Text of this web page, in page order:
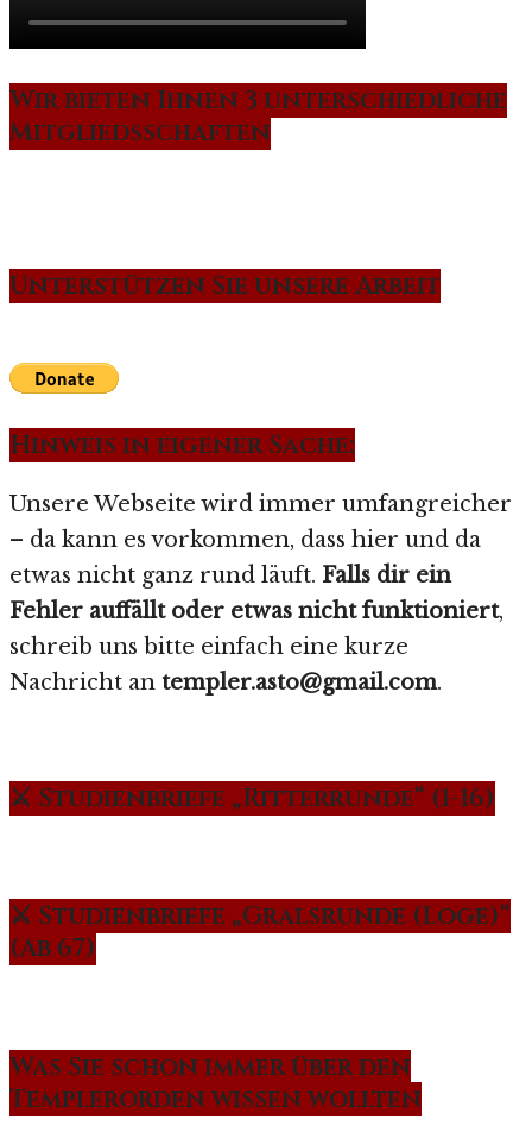
Wir bieten Ihnen 3 unterschiedliche
Mitgliedsschaften
Unterstützen Sie unsere Arbeit
Hinweis in eigener Sache:
Unsere Webseite wird immer umfangreicher
– da kann es vorkommen, dass hier und da
etwas nicht ganz rund läuft. Falls dir ein
Fehler auffällt oder etwas nicht funktioniert,
schreib uns bitte einfach eine kurze
Nachricht an templer.asto@gmail.com.
⚔️ Studienbriefe „Ritterrunde“ (1-16)
⚔️ Studienbriefe „Gralsrunde (Loge)“
(Ab 67)
Was Sie schon immer über den
Templerorden wissen wollten